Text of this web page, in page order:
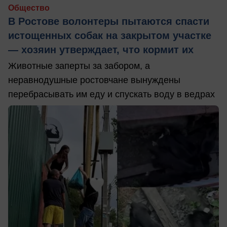
Общество
В Ростове волонтеры пытаются спасти
истощенных собак на закрытом участке
— хозяин утверждает, что кормит их
Животные заперты за забором, а
неравнодушные ростовчане вынуждены
перебрасывать им еду и спускать воду в ведрах